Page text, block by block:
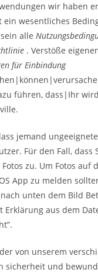
wir haben
ein wesentliches
alle
. Verstöße
für Einbindung
führen, dass|Ihr
jemand
Für den Fall, dass
zu. Um Fotos auf
App zu melden
unten dem Bild
Erklärung aus dem
von unserem
sicherheit und